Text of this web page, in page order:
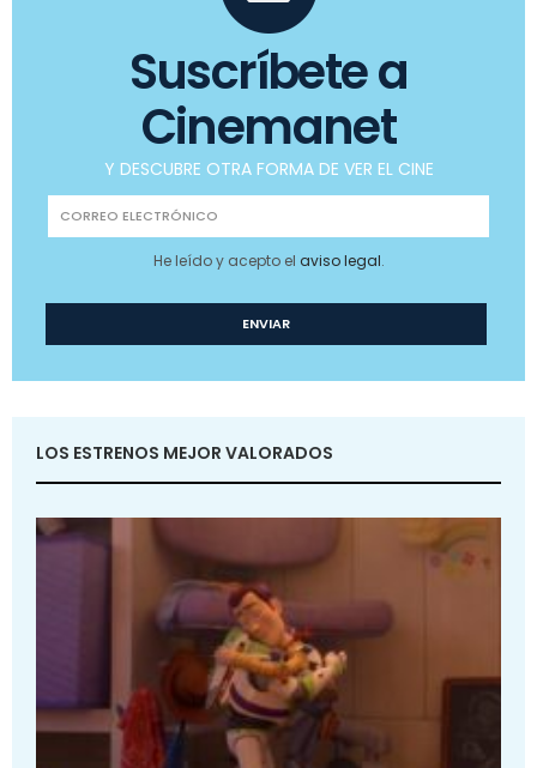
Suscríbete a
Cinemanet
Y DESCUBRE OTRA FORMA DE VER EL CINE
He leído y acepto el aviso legal.
LOS ESTRENOS MEJOR VALORADOS